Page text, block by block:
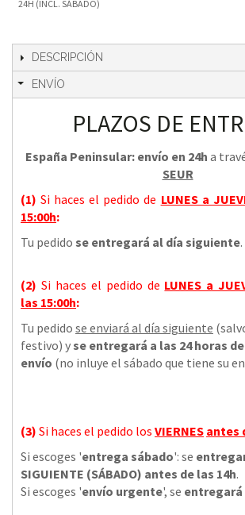
24H (INCL. SÁBADO)
DESCRIPCIÓN
ENVÍO
PLAZOS DE
España Peninsular: envío en 24h a
SEUR
(1)Si haces el pedido de LUNES a
15:00h:
Tu pedido se entregará al día siguiente.
(2) Si haces el pedido de LUNES a
las 15:00h:
Tu pedido se enviará al día siguiente
festivo) yse entregará a las 24 horas
envío (no inluye el sábado que tiene su
(3) Si haces el pedido los VIERNES antes
Si escoges 'entrega sábado': se
SIGUIENTE (SÁBADO) antes de las 14h.
Si escoges 'envío urgente', se entregará